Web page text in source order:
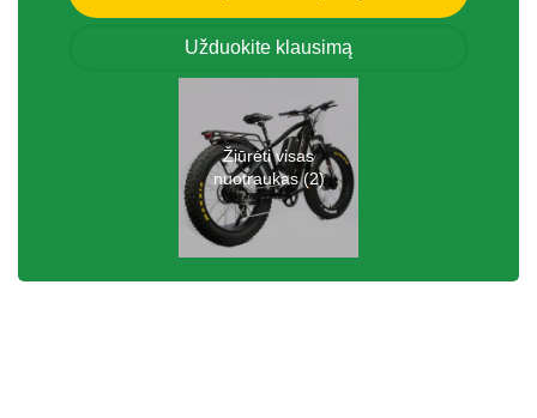
Užduokite klausimą
Žiūrėti visas
nuotraukas (2)